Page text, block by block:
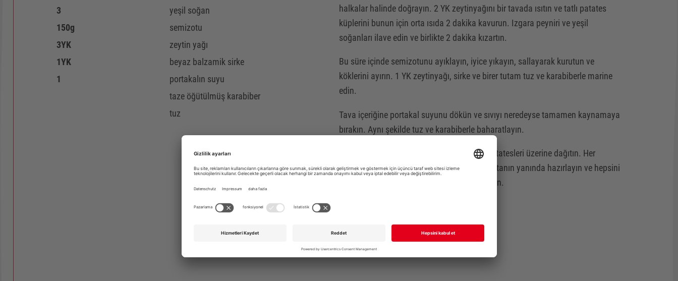
3
yeşil soğan
150g
semizotu
3YK
zeytin yağı
1YK
beyaz balzamik sirke
1
portakalın suyu
taze öğütülmüş karabiber
tuz
halkalar halinde doğrayın. 2 YK zeytinyağını bir tavada ısıtın ve tatlı patates
küplerini bunun için orta ısıda 2 dakika kavurun. Izgara peyniri ve yeşil
soğanları ilave edin ve birlikte 2 dakika kızartın.
Bu süre içinde semizotunu ayıklayın, iyice yıkayın, sallayarak kurutun ve
köklerini ayırın. 1 YK zeytinyağı, sirke ve birer tutam tuz ve karabiberle marine
edin.
Tava içeriğine portakal suyunu dökün ve sıvıyı neredeyse tamamen kaynamaya
bırakın. Aynı şekilde tuz ve karabiberle baharatlayın.
Semizotunu tabağa koyun. Peynir ve tatlı patatesleri üzerine dağıtın. Her
kâseye 1 YK dip sosu doldurun, kâseleri salatanın yanında hazırlayın ve hepsini
kalan dip sosunu dökerek serperek servis edin.
BIZE DIREK OLARAK ULAŞABILIRSINIZ